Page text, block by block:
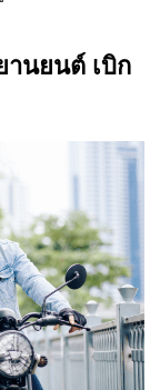
านยนต์ เบิก